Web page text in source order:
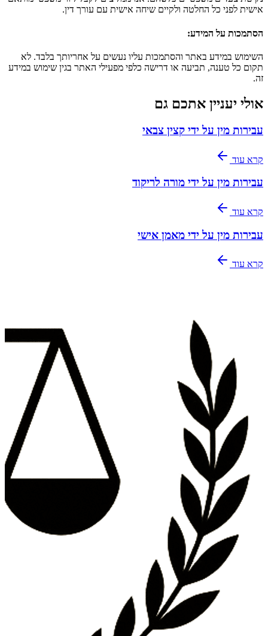
אישית לפני כל החלטה ולקיים שיחה אישית עם עורך דין.
הסתמכות על המידע:
השימוש במידע באתר והסתמכות עליו נעשים על אחריותך בלבד. לא
תקום כל טענה, תביעה או דרישה כלפי מפעילי האתר בגין שימוש במידע
זה.
אולי יעניין אתכם גם
עבירות מין על ידי קצין צבאי
קרא עוד
עבירות מין על ידי מורה לריקוד
קרא עוד
עבירות מין על ידי מאמן אישי
קרא עוד